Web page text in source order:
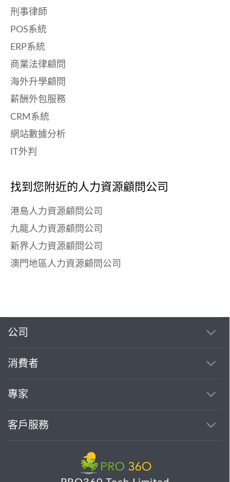
刑事律師
POS系統
ERP系統
商業法律顧問
海外升學顧問
薪酬外包服務
CRM系統
網站數據分析
IT外判
找到您附近的人力資源顧問公司
港島人力資源顧問公司
九龍人力資源顧問公司
新界人力資源顧問公司
澳門地區人力資源顧問公司
公司
消費者
專家
客戶服務